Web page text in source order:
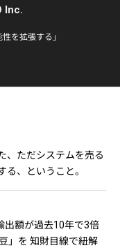
Inc.
を拡張する」
、ただシステムを売る
る、ということ。
出額が過去10年で3倍
」を 知財目線で紐解